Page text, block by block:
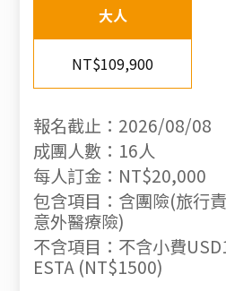
大人
NT$109,900
報名截止：2026/08/08
成團人數：16人
每人訂金：NT$20,000
包含項目：含團險(旅行
意外醫療險)
不含項目：不含小費
ESTA (NT$1500)